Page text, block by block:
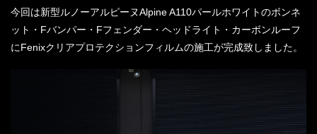
今回は新型ルノーアルピーヌAlpine A110パールホワイトのボンネ
ット・Fバンパー・Fフェンダー・ヘッドライト・カーボンルーフ
にFenixクリアプロテクションフィルムの施工が完成致しました。